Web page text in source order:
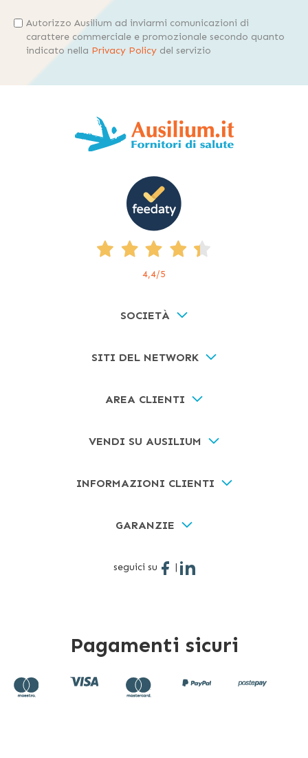
Autorizzo Ausilium ad inviarmi comunicazioni di
carattere commerciale e promozionale secondo quanto
indicato nella Privacy Policy del servizio
4,4/5
SOCIETÀ
SITI DEL NETWORK
AREA CLIENTI
VENDI SU AUSILIUM
INFORMAZIONI CLIENTI
GARANZIE
seguici su |
Pagamenti sicuri